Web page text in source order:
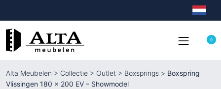
0
Alta Meubelen > Collectie > Outlet > Boxsprings > Boxspring
Vlissingen 180 x 200 EV – Showmodel